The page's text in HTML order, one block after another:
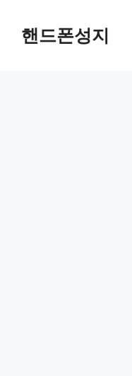
핸드폰성지